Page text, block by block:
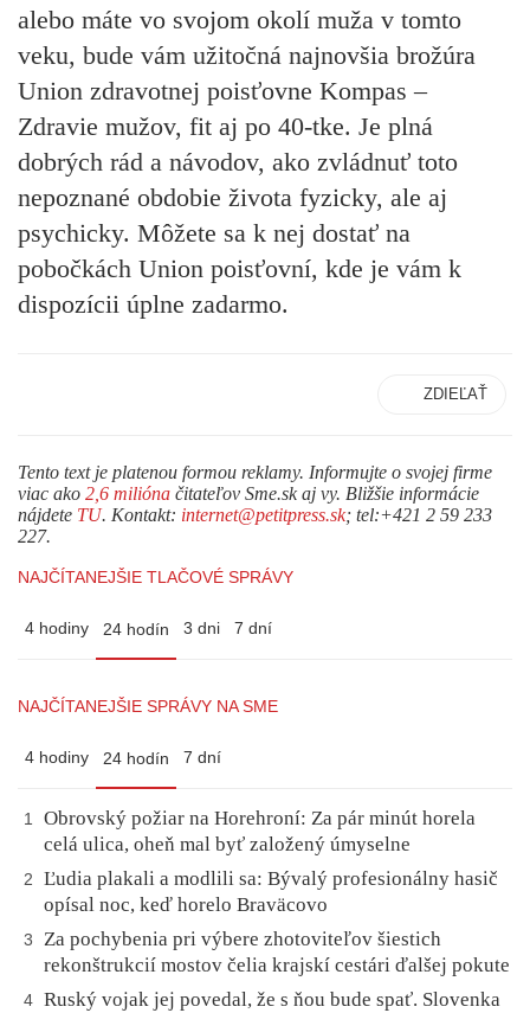
alebo máte vo svojom okolí muža v tomto
veku, bude vám užitočná najnovšia brožúra
Union zdravotnej poisťovne Kompas –
Zdravie mužov, fit aj po 40-tke. Je plná
dobrých rád a návodov, ako zvládnuť toto
nepoznané obdobie života fyzicky, ale aj
psychicky. Môžete sa k nej dostať na
pobočkách Union poisťovní, kde je vám k
dispozícii úplne zadarmo.
ZDIEĽAŤ
Tento text je platenou formou reklamy. Informujte o svojej firme
viac ako 2,6 milióna čitateľov Sme.sk aj vy. Bližšie informácie
nájdete TU. Kontakt: internet@petitpress.sk; tel:+421 2 59 233
227.
NAJČÍTANEJŠIE TLAČOVÉ SPRÁVY
4 hodiny 24 hodín 3 dni 7 dní
NAJČÍTANEJŠIE SPRÁVY NA SME
4 hodiny 24 hodín 7 dní
1
Obrovský požiar na Horehroní: Za pár minút horela
celá ulica, oheň mal byť založený úmyselne
2
Ľudia plakali a modlili sa: Bývalý profesionálny hasič
opísal noc, keď horelo Braväcovo
3
Za pochybenia pri výbere zhotoviteľov šiestich
rekonštrukcií mostov čelia krajskí cestári ďalšej pokute
4 Ruský vojak jej povedal, že s ňou bude spať. Slovenka